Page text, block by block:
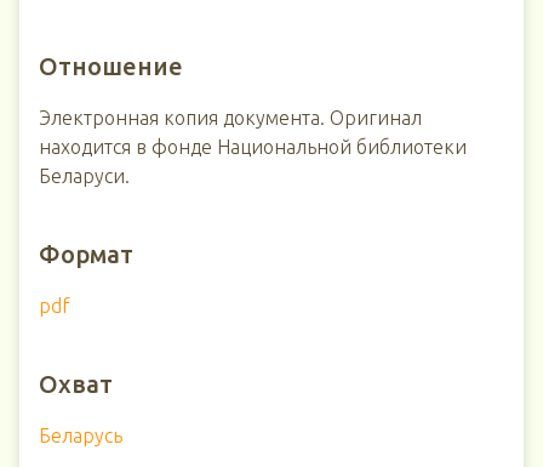
Отношение
Электронная копия документа. Оригинал
находится в фонде Национальной библиотеки
Беларуси.
Формат
pdf
Охват
Беларусь